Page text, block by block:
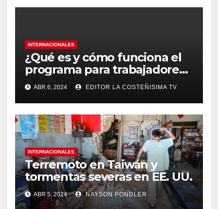
INTERNACIONALES
¿Qué es y cómo funciona el
programa para trabajadores
migrantes de Panamá y
Nicaragua en Costa Rica?
ABR 6, 2024 EDITOR LA COSTEÑISIMA TV
INTERNACIONALES
Terremoto en Taiwán y
tormentas severas en EE. UU.￼
ABR 5, 2024 NAYSON PONDLER